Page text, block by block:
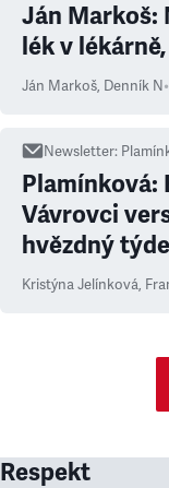
Ján Markoš:
lék v
Ján Markoš, Denník N•
Newsletter:
Plamínková:
Vávrovci
hvězdný
Kristýna Jelínková,
Respekt